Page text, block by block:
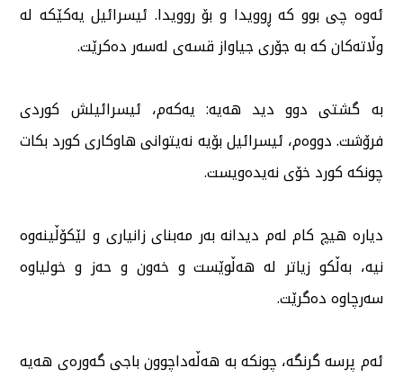
ئەوە چی بوو كە ڕوویدا و بۆ روویدا. ئیسرائیل یەكێكە لە
وڵاتەكان كە بە جۆری جیاواز قسەی لەسەر دەكرێت.
بە گشتی دوو دید هەیە: یەكەم، ئیسرائیلش كوردی
فرۆشت. دووەم، ئیسرائیل بۆیە نەیتوانی هاوكاری كورد بكات
چونكە كورد خۆی نەیدەویست.
دیارە هیچ كام لەم دیدانە بەر مەبنای زانیاری و لێكۆڵینەوە
نیە، بەڵكو زیاتر لە هەڵوێست و خەون و حەز و خولیاوە
سەرچاوە دەگرێت.
ئەم پرسە گرنگە، چونكە بە هەڵەداچوون باجی گەورەی هەیە